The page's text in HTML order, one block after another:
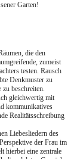
Garten!
die den
zumeist
testen. Rausch
Denkmuster zu
beschreiten.
gleichwertig mit
kommunikatives
Realitätsschreibung
Liebesliedern des
der Frau im
hierbei eine zentrale